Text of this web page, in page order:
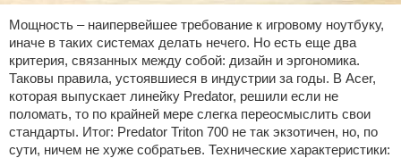
Мощность – наипервейшее требование к игровому ноутбуку,
иначе в таких системах делать нечего. Но есть еще два
критерия, связанных между собой: дизайн и эргономика.
Таковы правила, устоявшиеся в индустрии за годы. В Acer,
которая выпускает линейку Predator, решили если не
поломать, то по крайней мере слегка переосмыслить свои
стандарты. Итог: Predator Triton 700 не так экзотичен, но, по
сути, ничем не хуже собратьев. Технические характеристики: